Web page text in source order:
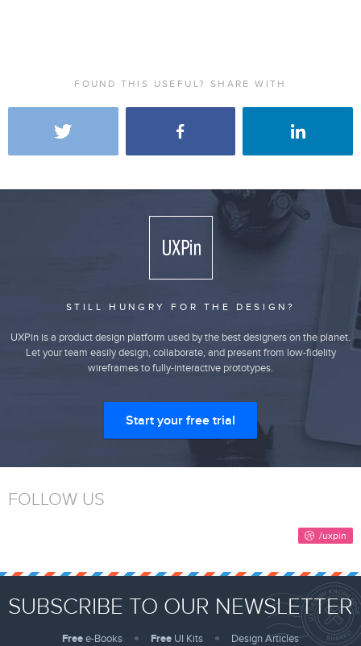
FOUND THIS USEFUL? SHARE WITH
STILL HUNGRY FOR THE DESIGN?
UXPin is a product design platform used by the best designers on the planet.
Let your team easily design, collaborate, and present from low-fidelity
wireframes to fully-interactive prototypes.
Start your free trial
FOLLOW US
SUBSCRIBE TO OUR NEWSLETTER
Freee-Books Free UI Kits Design Articles